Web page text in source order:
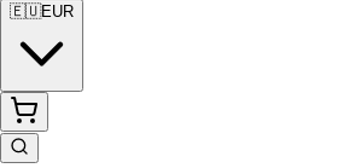
🇪🇺EUR